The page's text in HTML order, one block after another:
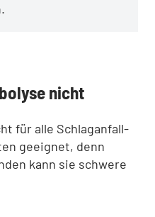
nicht
für alle Schlaganfall-
geeignet, denn
kann sie schwere